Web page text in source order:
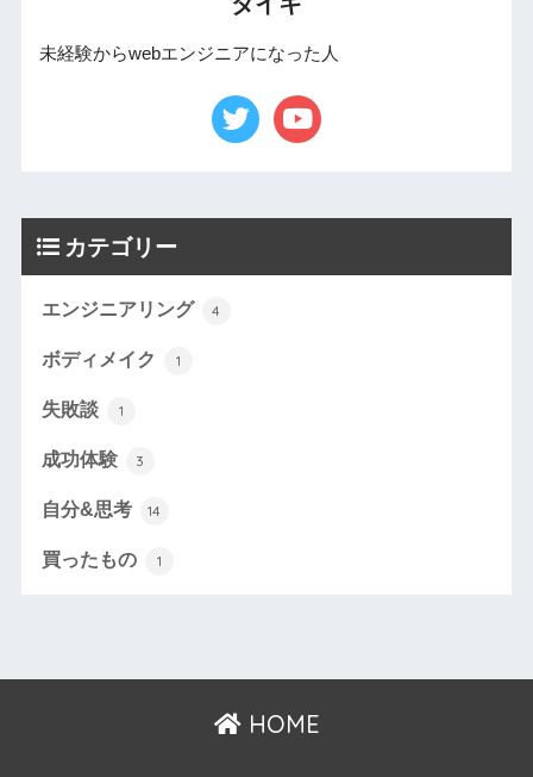
未経験からwebエンジニアになった人
カテゴリー
エンジニアリング 4
ボディメイク 1
失敗談 1
成功体験 3
自分&思考 14
買ったもの 1
HOME